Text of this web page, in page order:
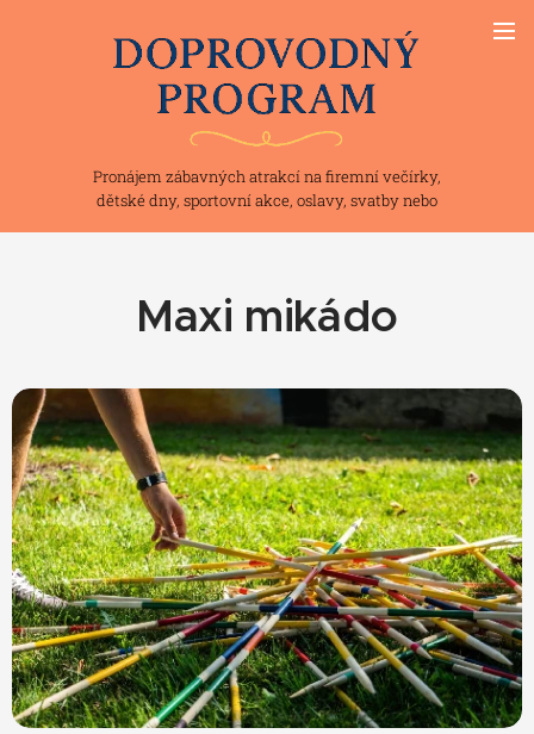
Pronájem zábavných atrakcí na firemní večírky,
dětské dny, sportovní akce, oslavy, svatby nebo
Maxi mikádo